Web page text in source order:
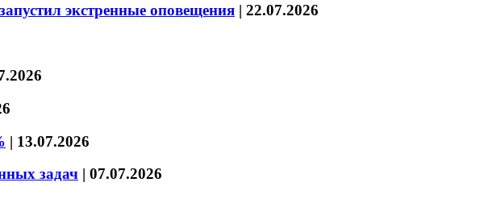
экстренные оповещения | 22.07.2026
| 13.07.2026
задач | 07.07.2026